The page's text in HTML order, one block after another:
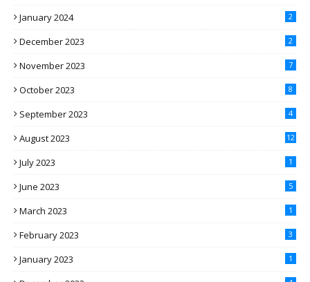
January 2024 2
December 2023 2
November 2023 7
October 2023 8
September 2023 4
August 2023 12
July 2023 1
June 2023 5
March 2023 1
February 2023 3
January 2023 1